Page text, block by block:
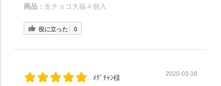
商品： 生チョコ大福４個入
役に立った 0
ﾒｸﾞﾁｬﾝ様 2020-03-16